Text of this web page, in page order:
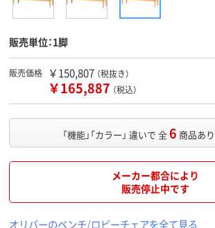
販売単位：1脚
販売価格 ￥150,807 （税抜き）
￥165,887 （税込）
「機能」「カラー」 違いで 全6 商品あり
メーカー都合により
販売停止中です
オリバーのベンチ/ロビーチェアを全て見る